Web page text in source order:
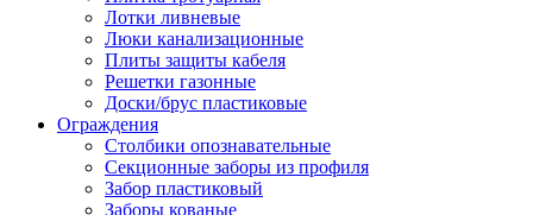
Лотки ливневые
Люки канализационные
Плиты защиты кабеля
Решетки газонные
Доски/брус пластиковые
Ограждения
Столбики опознавательные
Секционные заборы из профиля
Забор пластиковый
Заборы кованые